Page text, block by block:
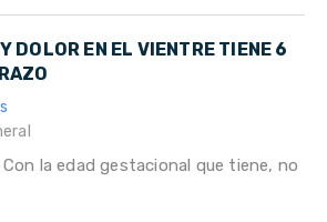
DOLOR EN EL VIENTRE TIENE 6
la edad gestacional que tiene, no